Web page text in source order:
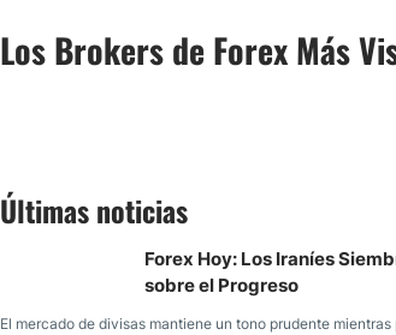
Los Brokers de Forex Más
Últimas noticias
Forex Hoy: Los Iraníes
sobre el Progreso
El mercado de divisas mantiene un tono prudente